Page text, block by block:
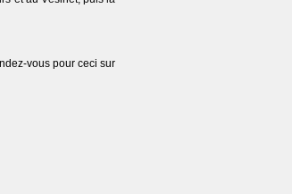
vous pour ceci sur